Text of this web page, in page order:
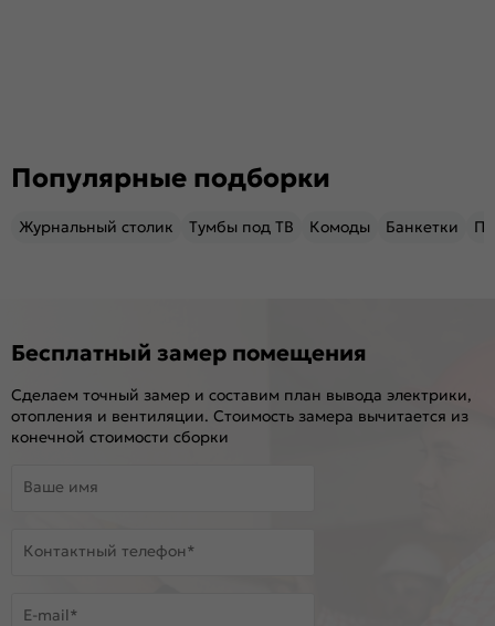
Популярные подборки
Журнальный столик Тумбы под ТВ Комоды Банкетки
Бесплатный замер помещения
Сделаем точный замер и составим план вывода электрики,
отопления и вентиляции. Стоимость замера вычитается из
конечной стоимости сборки
Ваше имя
Контактный телефон*
E-mail*